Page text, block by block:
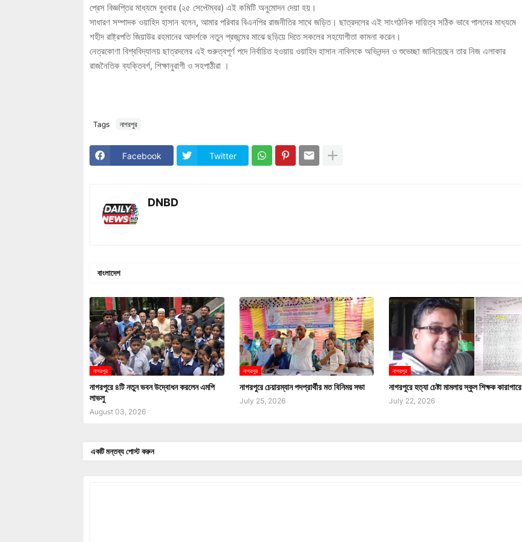
প্রেস বিজ্ঞপ্তির মাধ্যমে বুধবার (২৫ সেপ্টেম্বর) এই কমিটি অনুমোদন দেয়া হয়।
সাধারণ সম্পাদক ওয়াহিদ হাসান বলেন, আমার পরিবার বিএনপির রাজনীতির সাথে জড়িত। ছাত্রদলের এই সাংগঠনিক দায়িত্ব সঠিক ভাবে পালনের মাধ্যমে
শহীদ রাষ্ট্রপতি জিয়াউর রহমানের আদর্শকে নতুন প্রজন্মের মাঝে ছড়িয়ে দিতে সকলের সহযোগীতা কামনা করেন।
নেত্রকোণা বিশ্ববিদ্যালয় ছাত্রদলের এই গুরুত্বপূর্ণ পদে নির্বাচিত হওয়ায় ওয়াহিদ হাসান নাবিলকে অভিনন্দন ও শুভেচ্ছা জানিয়েছেন তার নিজ এলাকার
রাজনৈতিক ব্যক্তিবর্গ, শিক্ষানুরাগী ও সহপাঠীরা ।
Tags নাগরপুর
Facebook Twitter
DNBD
বাংলাদেশ
নাগরপুর
নাগরপুরে ৪টি নতুন ভবন উদ্বোধন করলেন এমপি
লাভলু
August 03, 2026
নাগরপুর
নাগরপুরে চেয়ারম্যান পদপ্রার্থীর মত বিনিময় সভা
July 25, 2026
নাগরপুর
নাগরপুরে হত্যা চেষ্টা মামলায় স্কুল শিক্ষক কারাগারে
July 22, 2026
একটি মন্তব্য পোস্ট করুন